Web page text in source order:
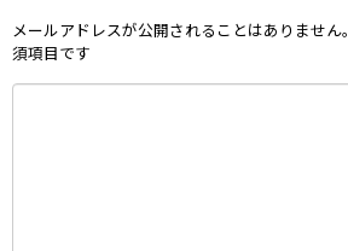
メールアドレスが公開されることはありません。
須項目です